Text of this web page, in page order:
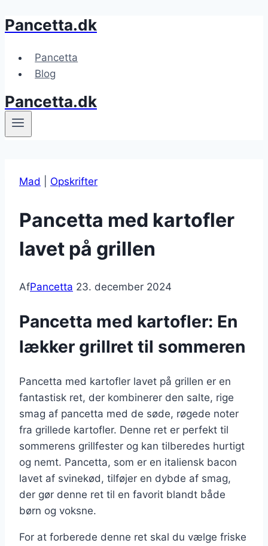
Fortsæt
indhold
Pancetta.dk
Pancetta
Blog
Pancetta.dk
Mad Opskrifter
Pancetta med kartofler
lavet på grillen
AfPancetta 23. december 2024
Pancetta med kartofler: En
lækker grillret til sommeren
Pancetta med kartofler lavet på grillen er en
fantastisk ret, der kombinerer den salte, rige
smag af pancetta med de søde, røgede noter
fra grillede kartofler. Denne ret er perfekt til
sommerens grillfester og kan tilberedes hurtigt
og nemt. Pancetta, som er en italiensk bacon
lavet af svinekød, tilføjer en dybde af smag,
der gør denne ret til en favorit blandt både
børn og voksne.
For at forberede denne ret skal du vælge friske